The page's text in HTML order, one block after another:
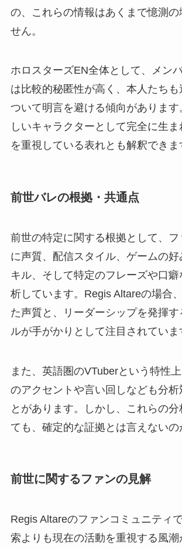
の、これらの情報はあくまで憶測の
せん。
ホロスターズEN全体として、メン
は比較的秘匿性が高く、本人たち
ついて明言を避ける傾向がありま
しいキャラクターとして完全に生ま
を重視している表れとも解釈できま
前世バレの根拠・共通点
前世の特定に関する根拠として、フ
に声質、配信スタイル、ゲームの好
キル、そして特定のフレーズや口
析しています。Regis Altareの場合
た声質と、リーダーシップを発揮す
ルが手がかりとして注目されていま
また、英語圏のVTuberという特性
のアクセントや言い回しなども分析
とがあります。しかし、これらの
ても、確定的な証拠とは言えないの
前世に関するファンの見解
Regis Altareのファンコミュニティ
索よりも現在の活動を重視する風潮